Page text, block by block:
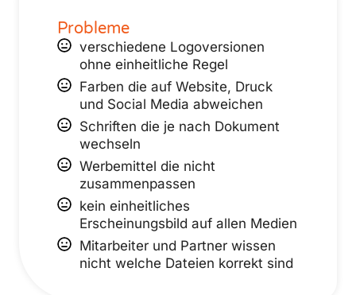
Probleme
verschiedene Logoversionen
ohne einheitliche Regel
Farben die auf Website, Druck
und Social Media abweichen
Schriften die je nach Dokument
wechseln
Werbemittel die nicht
zusammenpassen
kein einheitliches
Erscheinungsbild auf allen Medien
Mitarbeiter und Partner wissen
nicht welche Dateien korrekt sind